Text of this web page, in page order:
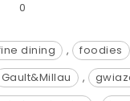
0
dining , foodies
Gault&Millau ,